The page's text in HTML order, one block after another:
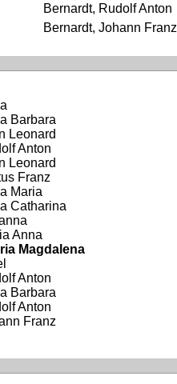
Bernardt, Rudolf Anton
Bernardt, Johann Franz
Barbara
Leonard
Anton
Leonard
Franz
Maria
Catharina
Anna
Magdalena
Anton
Barbara
Anton
Franz